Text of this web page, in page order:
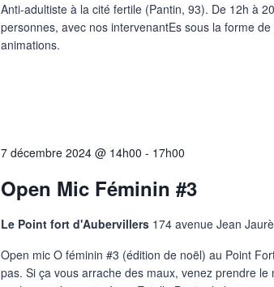
Anti-adultiste à la cité fertile (Pantin, 93). De 12h à
personnes, avec nos intervenantEs sous la forme
animations.
7 décembre 2024 @ 14h00 - 17h00
Open Mic Féminin #3
Le Point fort d'Aubervillers 174 avenue Jean
Open mic O féminin #3 (édition de noël) au Point
pas. Si ça vous arrache des maux, venez prendre